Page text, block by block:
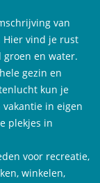
van
Hier vind je rust
en water.
gezin en
kun je
in eigen
plekjes in
voor recreatie,
winkelen,